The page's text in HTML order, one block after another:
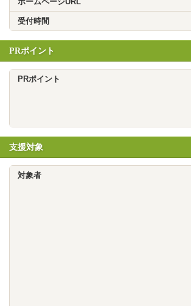
受付時間
PRポイント
PRポイント
支援対象
対象者